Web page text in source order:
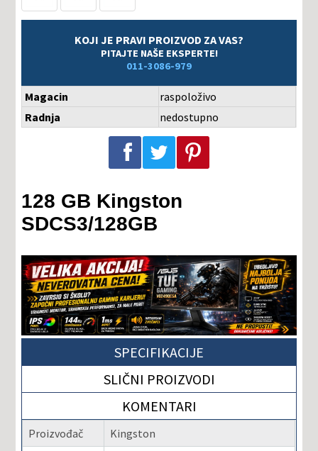
KOJI JE PRAVI PROIZVOD ZA VAS?
PITAJTE NAŠE EKSPERTE!
011-3086-979
Magacin
raspoloživo
Radnja
nedostupno
Podeli na Facebook-u Podeli na Twitter-u Podeli na Pinterest-u
128 GB Kingston
SDCS3/128GB
SPECIFIKACIJE
SLIČNI PROIZVODI
KOMENTARI
Proizvođač
Kingston